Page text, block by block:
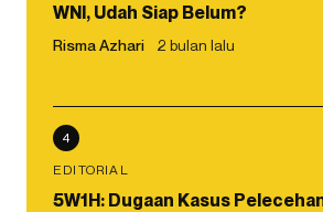
WNI, Udah Siap Belum?
Risma Azhari 2 bulan lalu
4
EDITORIAL
5W1H: Dugaan Kasus